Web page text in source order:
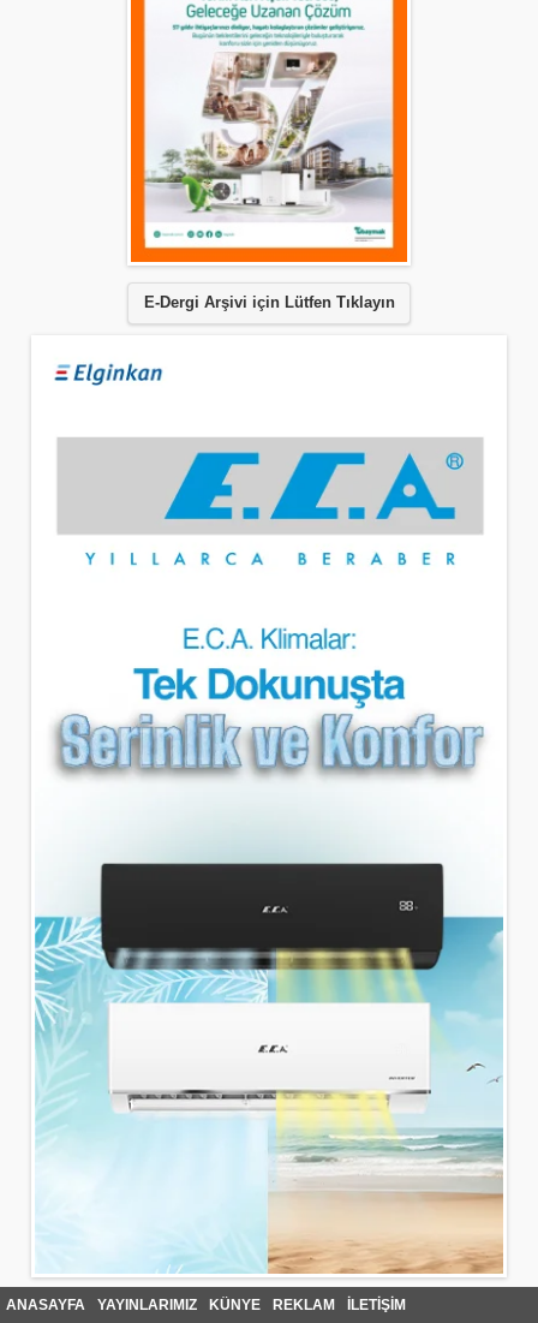
E-Dergi Arşivi için Lütfen Tıklayın
ANASAYFA YAYINLARIMIZ KÜNYE REKLAM İLETİŞİM